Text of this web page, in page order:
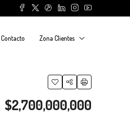
Contacto Zona Clientes
$2,700,000,000